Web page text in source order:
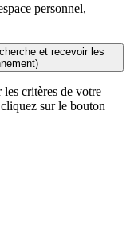
personnel,
et recevoir les
les critères de votre
sur le bouton